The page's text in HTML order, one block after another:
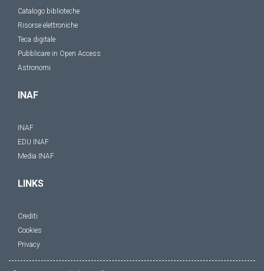
Catalogo biblioteche
Risorse elettroniche
Teca digitale
Pubblicare in Open Access
Astronomi
INAF
INAF
EDU INAF
Media INAF
LINKS
Crediti
Cookies
Privacy